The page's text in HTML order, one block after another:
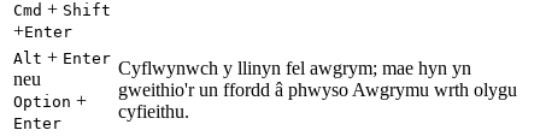
Cmd + Shift
+Enter
Alt + Enter
neu
Option +
Enter
Cyflwynwch y llinyn fel awgrym; mae hyn yn
gweithio'r un ffordd â phwyso Awgrymu wrth olygu
cyfieithu.